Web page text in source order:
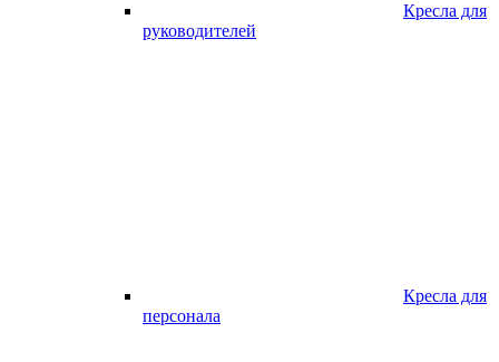
Кресла для
руководителей
Кресла для
персонала